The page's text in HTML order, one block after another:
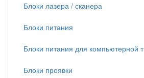
Блоки лазера / сканера
Блоки питания
Блоки питания для компьютерной т
Блоки проявки